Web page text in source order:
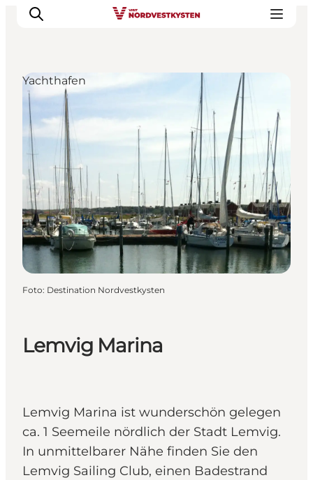
Urlaubsorte
Inspiration
Events
Unterkunft
Mach deine Urlaubsplanung
Lemvig Marina
Lemvig Marina ist wunderschön gelegen
ca. 1 Seemeile nördlich der Stadt Lemvig.
In unmittelbarer Nähe finden Sie den
Lemvig Sailing Club, einen Badestrand
Yachthafen
Foto: Destination Nordvestkysten